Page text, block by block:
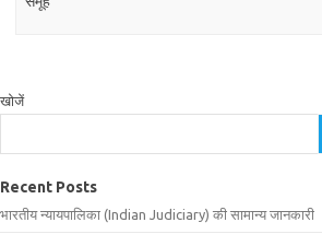
खोजें
Recent Posts
भारतीय न्यायपालिका (Indian Judiciary) की सामान्य जानकारी